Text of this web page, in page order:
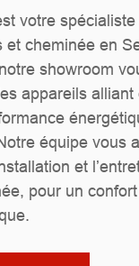
votre
et cheminée en
showroom
appareils alliant
équipe vous
et
pour un